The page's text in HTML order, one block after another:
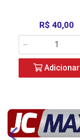
R$ 40,00
Adicionar